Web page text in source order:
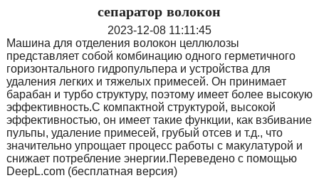
сепаратор волокон
2023-12-08 11:11:45
Машина для отделения волокон целлюлозы
представляет собой комбинацию одного герметичного
горизонтального гидропульпера и устройства для
удаления легких и тяжелых примесей. Он принимает
барабан и турбо структуру, поэтому имеет более высокую
эффективность.С компактной структурой, высокой
эффективностью, он имеет такие функции, как взбивание
пульпы, удаление примесей, грубый отсев и т.д., что
значительно упрощает процесс работы с макулатурой и
снижает потребление энергии.Переведено с помощью
DeepL.com (бесплатная версия)